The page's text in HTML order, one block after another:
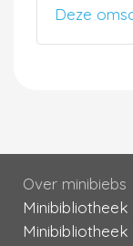
Deze
Over minibiebs